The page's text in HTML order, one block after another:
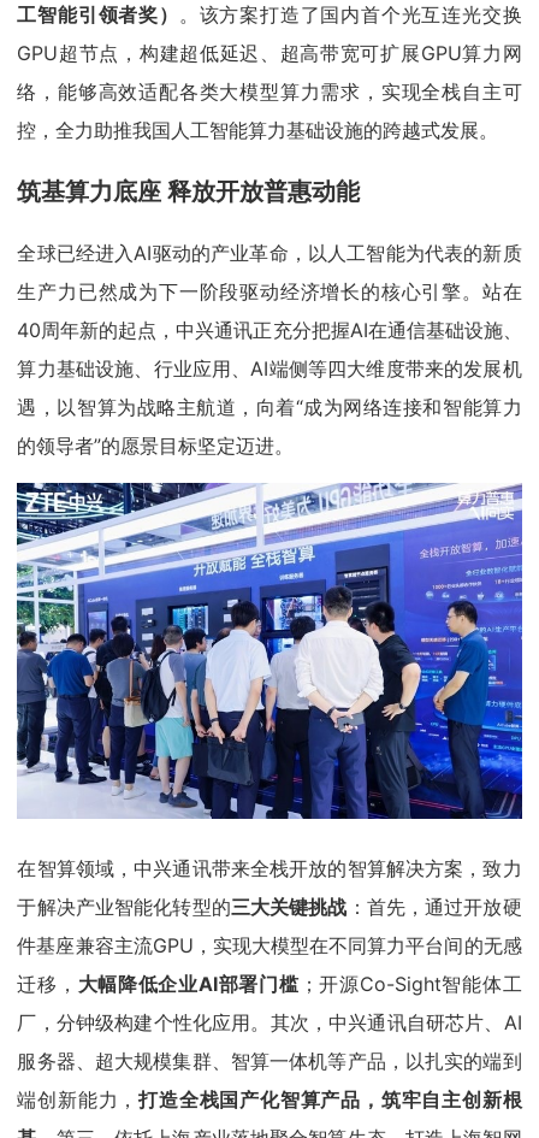
工智能引领者奖） 。该方案打造了国内首个光互连光交换
GPU超节点，构建超低延迟、超高带宽可扩展GPU算力网
络，能够高效适配各类大模型算力需求，实现全栈自主可
控，全力助推我国人工智能算力基础设施的跨越式发展。
筑基算力底座 释放开放普惠动能
全球已经进入AI驱动的产业革命，以人工智能为代表的新质
生产力已然成为下一阶段驱动经济增长的核心引擎。站在
40周年新的起点，中兴通讯正充分把握AI在通信基础设施、
算力基础设施、行业应用、AI端侧等四大维度带来的发展机
遇，以智算为战略主航道，向着“成为网络连接和智能算力
的领导者”的愿景目标坚定迈进。
在智算领域，中兴通讯带来全栈开放的智算解决方案，致力
于解决产业智能化转型的三大关键挑战 ：首先，通过开放硬
件基座兼容主流GPU，实现大模型在不同算力平台间的无感
迁移， 大幅降低企业AI部署门槛；开源Co-Sight智能体工
厂，分钟级构建个性化应用。其次，中兴通讯自研芯片、AI
服务器、超大规模集群、智算一体机等产品，以扎实的端到
端创新能力，打造全栈国产化智算产品，筑牢自主创新根